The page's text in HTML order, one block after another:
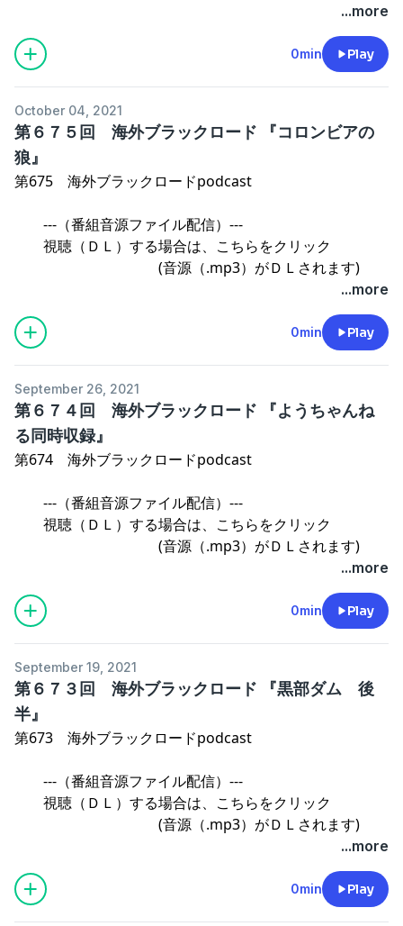
⇒海外ブラックロード ファミリー SHOPご案内
...more
0min Play
October 04, 2021
第６７５回 海外ブラックロード 『コロンビアの
狼』
第675 海外ブラックロードpodcast
---（番組音源ファイル配信）---
視聴（ＤＬ）する場合は、こちらをクリック
(音源（.mp3）がＤＬされます)
⇒海外ブラックロード ファミリー SHOPご案内
...more
0min Play
September 26, 2021
第６７４回 海外ブラックロード 『ようちゃんね
る同時収録』
第674 海外ブラックロードpodcast
---（番組音源ファイル配信）---
視聴（ＤＬ）する場合は、こちらをクリック
(音源（.mp3）がＤＬされます)
⇒海外ブラックロード ファミリー SHOPご案内
...more
0min Play
September 19, 2021
第６７３回 海外ブラックロード 『黒部ダム 後
半』
第673 海外ブラックロードpodcast
---（番組音源ファイル配信）---
視聴（ＤＬ）する場合は、こちらをクリック
(音源（.mp3）がＤＬされます)
⇒海外ブラックロード ファミリー SHOPご案内
...more
0min Play